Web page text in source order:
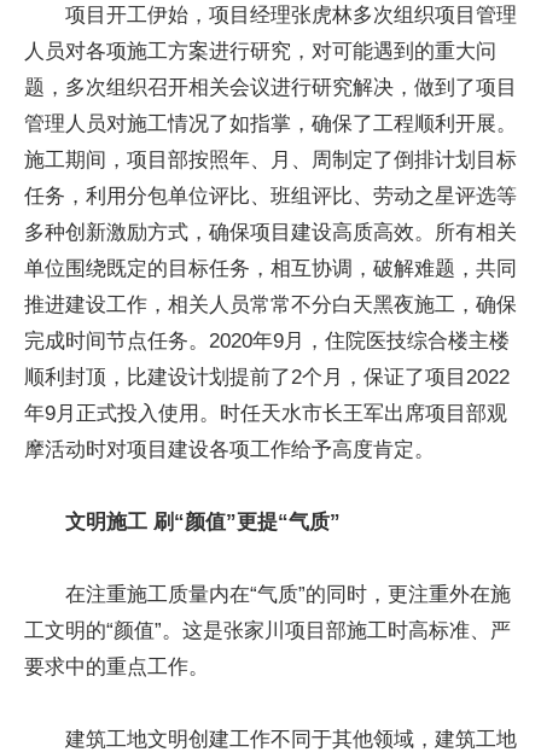
项目开工伊始，项目经理张虎林多次组织项目管理
人员对各项施工方案进行研究，对可能遇到的重大问
题，多次组织召开相关会议进行研究解决，做到了项目
管理人员对施工情况了如指掌，确保了工程顺利开展。
施工期间，项目部按照年、月、周制定了倒排计划目标
任务，利用分包单位评比、班组评比、劳动之星评选等
多种创新激励方式，确保项目建设高质高效。所有相关
单位围绕既定的目标任务，相互协调，破解难题，共同
推进建设工作，相关人员常常不分白天黑夜施工，确保
完成时间节点任务。2020年9月，住院医技综合楼主楼
顺利封顶，比建设计划提前了2个月，保证了项目2022
年9月正式投入使用。时任天水市长王军出席项目部观
摩活动时对项目建设各项工作给予高度肯定。
文明施工 刷“颜值”更提“气质”
在注重施工质量内在“气质”的同时，更注重外在施
工文明的“颜值”。这是张家川项目部施工时高标准、严
要求中的重点工作。
建筑工地文明创建工作不同于其他领域，建筑工地